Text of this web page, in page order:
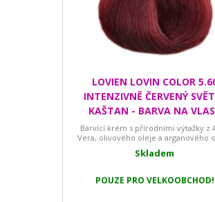
LOVIEN LOVIN COLOR
INTENZIVNĚ ČERVENÝ
KAŠTAN - BARVA NA
Barvící krém s přírodními výtažky z
Vera, olivového oleje a arganového
Skladem
POUZE PRO VELKOOBCHOD!